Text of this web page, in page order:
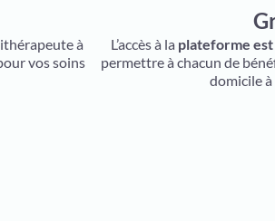
à
vos soins
L’accès à la plateforme
permettre à chacun de
domicile